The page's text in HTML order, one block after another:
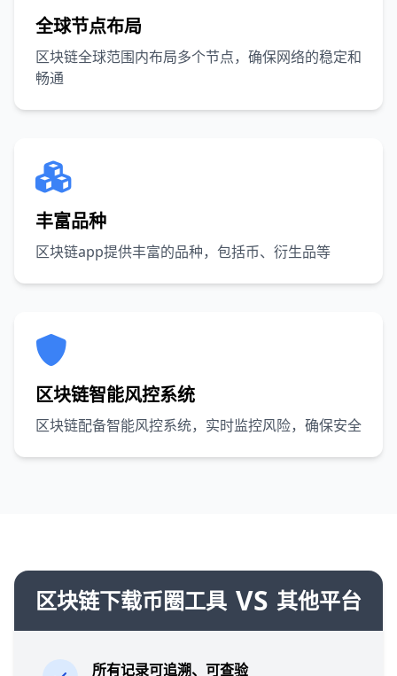
全球节点布局
区块链全球范围内布局多个节点，确保网络的稳定和
畅通
丰富品种
区块链app提供丰富的品种，包括币、衍生品等
区块链智能风控系统
区块链配备智能风控系统，实时监控风险，确保安全
区块链下载币圈工具 VS 其他平台
所有记录可追溯、可查验